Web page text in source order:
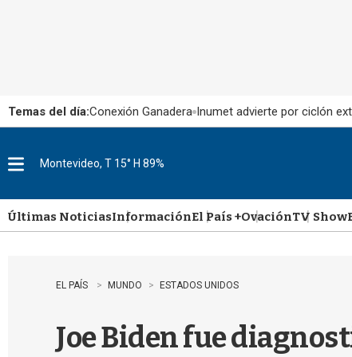
Temas del día:Conexión Ganadera Inumet advierte por ciclón
u
Montevideo, T 15° H 89%
Últimas NoticiasInformaciónEl País +OvaciónTV Show
EL PAÍS MUNDO ESTADOS UNIDOS
Joe Biden fue